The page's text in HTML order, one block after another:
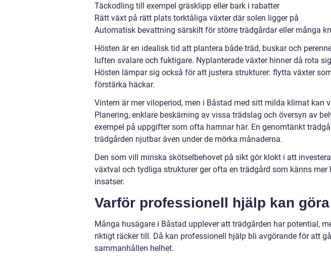
Täckodling till exempel gräsklipp eller bark i rabatter
Rätt växt på rätt plats torktåliga växter där solen ligger på
Automatisk bevattning särskilt för större trädgårdar eller många
Hösten är en idealisk tid att plantera både träd, buskar och
luften svalare och fuktigare. Nyplanterade växter hinner då rota
Hösten lämpar sig också för att justera strukturer: flytta växter
förstärka häckar.
Vintern är mer viloperiod, men i Båstad med sitt milda klimat kan
Planering, enklare beskärning av vissa trädslag och översyn av
exempel på uppgifter som ofta hamnar här. En genomtänkt
trädgården njutbar även under de mörka månaderna.
Den som vill minska skötselbehovet på sikt gör klokt i att
växtval och tydliga strukturer ger ofta en trädgård som känns
insatser.
Varför professionell hjälp kan
Många husägare i Båstad upplever att trädgården har potential,
riktigt räcker till. Då kan professionell hjälp bli avgörande för att
sammanhållen helhet.